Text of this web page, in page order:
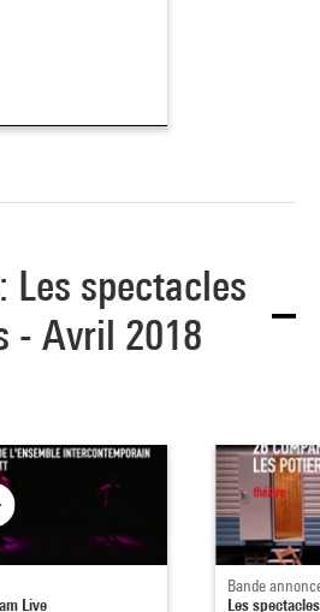
Les spectacles
- Avril 2018
Live
Bande
Les